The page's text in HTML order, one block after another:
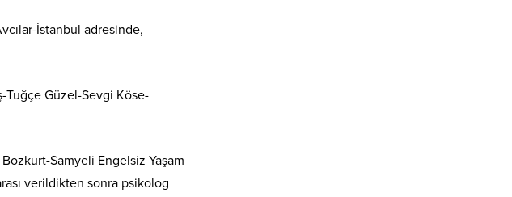
İstanbul adresinde,
Güzel-Sevgi Köse-
Samyeli Engelsiz Yaşam
verildikten sonra psikolog